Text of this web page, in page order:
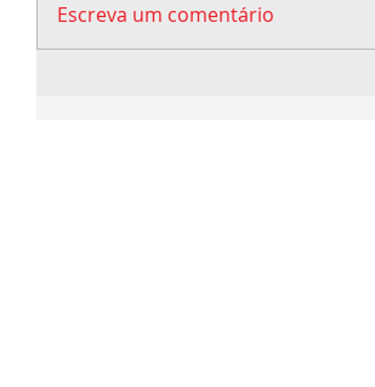
Escreva um comentário